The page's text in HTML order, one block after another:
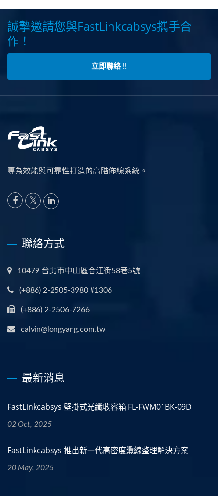
誠摯邀請您與FastLinkcabsys攜手合
作！
立即聯絡 !!
專為效能與可靠性打造的高階佈線系統。
聯絡方式
10479 台北市中山區合江街58巷5號
(+886) 2-2505-3980 #1306
(+886) 2-2506-7266
calvin@longyang.com.tw
最新消息
FastLinkcabsys 壁掛式光纖收容箱 FL-FWM01BK-09D
02 Oct, 2025
FastLinkcabsys 推出新一代高密度纜線整理解決方案
20 May, 2025